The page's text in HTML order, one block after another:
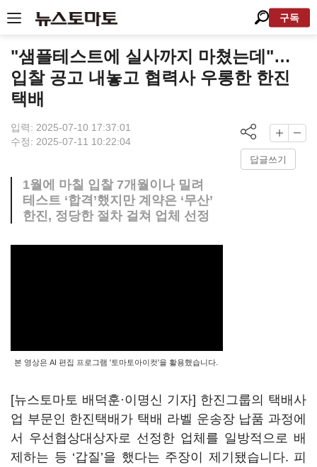
구독
"샘플테스트에 실사까지 마쳤는데"…
입찰 공고 내놓고 협력사 우롱한 한진
택배
입력: 2025-07-10 17:37:01
수정: 2025-07-11 10:22:04
답글쓰기
1월에 마칠 입찰 7개월이나 밀려
테스트 ‘합격’했지만 계약은 ‘무산’
한진, 정당한 절차 걸쳐 업체 선정
본 영상은 AI 편집 프로그램 '토마토아이컷'을 활용했습니다.
[뉴스토마토 배덕훈·이명신 기자] 한진그룹의 택배사
업 부문인 한진택배가 택배 라벨 운송장 납품 과정에
서 우선협상대상자로 선정한 업체를 일방적으로 배
제하는 등 ‘갑질’을 했다는 주장이 제기됐습니다. 피